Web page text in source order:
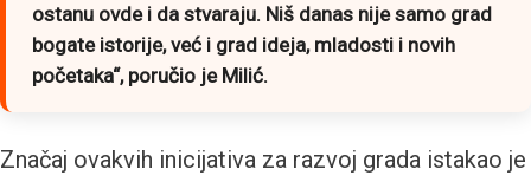
ostanu ovde i da stvaraju. Niš danas nije samo grad
bogate istorije, već i grad ideja, mladosti i novih
početaka“, poručio je Milić.
Značaj ovakvih inicijativa za razvoj grada istakao je